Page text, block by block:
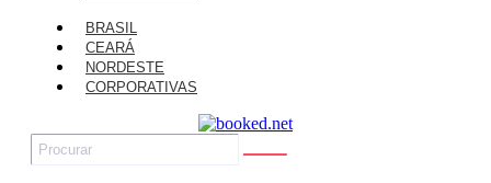
BRASIL
CEARÁ
NORDESTE
CORPORATIVAS